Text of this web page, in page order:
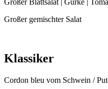
Großer Blattsalat | Gurke |
Großer gemischter Salat
Klassiker
Cordon bleu vom Schwein /